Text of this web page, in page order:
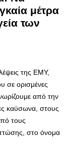
μέτρα
των
της ΕΜΥ,
σε ορισμένες
από την
καύσωνα, στους
τους
στο όνομα